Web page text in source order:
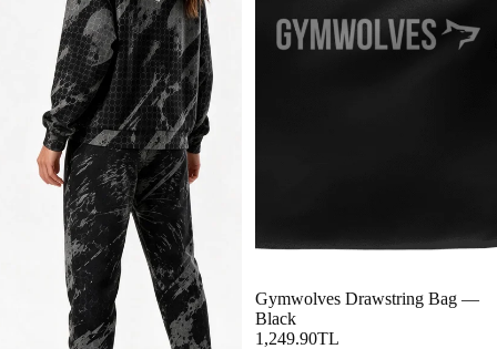
Gymwolves Drawstring Bag —
Black
1,249.90TL